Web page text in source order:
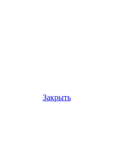
Закрыть